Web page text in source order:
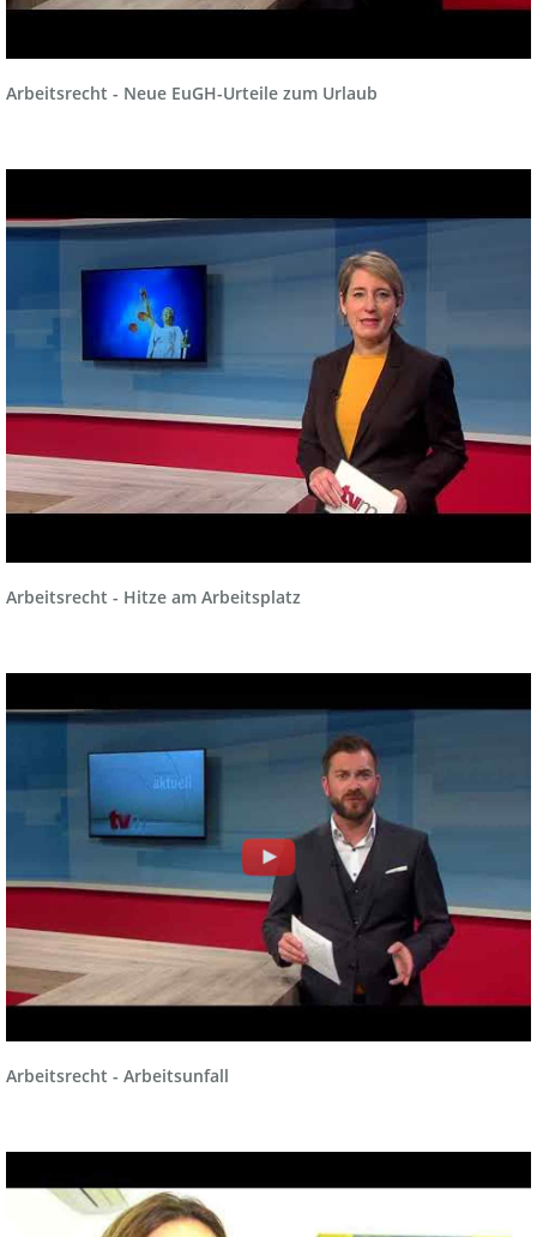
Arbeitsrecht - Neue EuGH-Urteile zum Urlaub
Arbeitsrecht - Hitze am Arbeitsplatz
Arbeitsrecht - Arbeitsunfall